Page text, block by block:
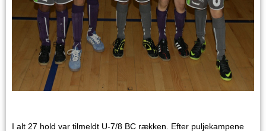
I alt 27 hold var tilmeldt U-7/8 BC rækken. Efter puljekampene